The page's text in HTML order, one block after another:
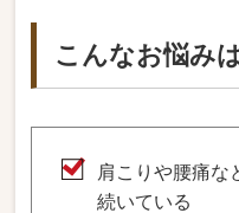
こんなお悩み
肩こりや腰痛な
続いている